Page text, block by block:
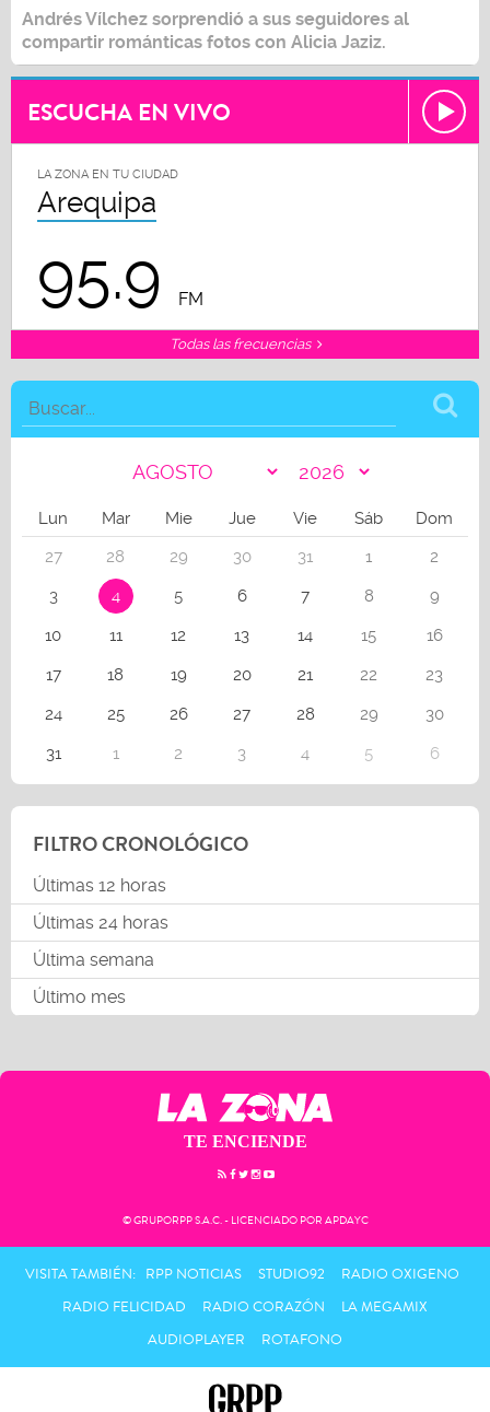
Andrés Vílchez sorprendió a sus seguidores al
compartir románticas fotos con Alicia Jaziz.
ESCUCHA EN VIVO
LA ZONA EN TU CIUDAD
Arequipa
95.9 FM
Todas las frecuencias
Lun Mar Mie Jue Vie Sáb
Dom
27
28 29 30 31 1
2
3
4 5 6 7 8
9
10
11 12 13 14 15
16
17
18 19 20 21 22
23
24
25 26 27 28 29
30
31
1 2 3 4 5 6
FILTRO CRONOLÓGICO
Últimas 12 horas
Últimas 24 horas
Última semana
Último mes
TE ENCIENDE
© GRUPORPP S.A.C. - LICENCIADO POR APDAYC
VISITA TAMBIÉN: RPP NOTICIAS STUDIO92
RADIO OXIGENO
RADIO FELICIDAD
RADIO CORAZÓN
LA MEGAMIX
AUDIOPLAYER
ROTAFONO